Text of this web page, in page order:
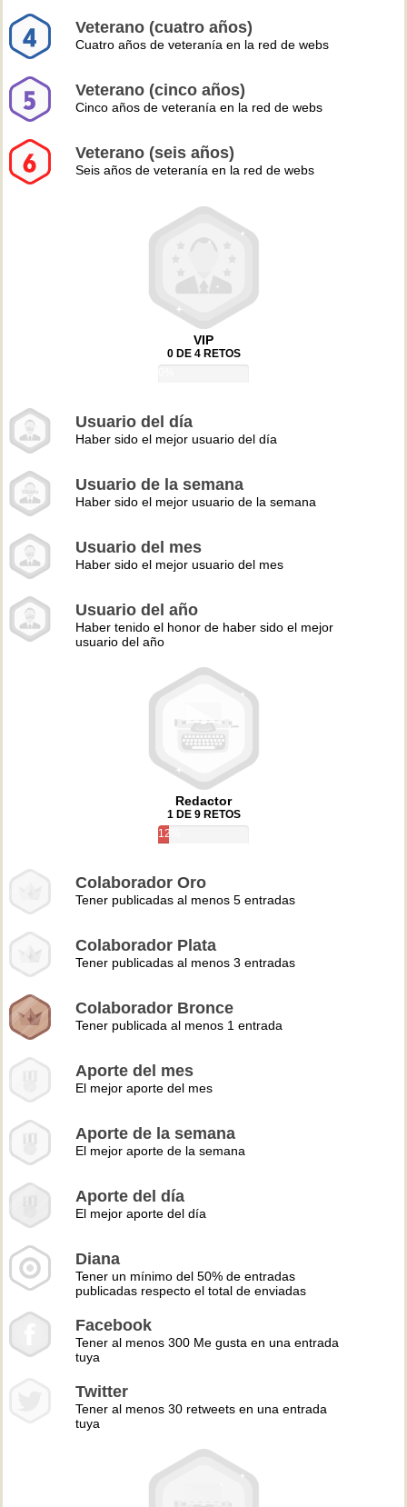
Veterano (cuatro años)
Cuatro años de veteranía en la red de webs
Veterano (cinco años)
Cinco años de veteranía en la red de webs
Veterano (seis años)
Seis años de veteranía en la red de webs
VIP
0 DE 4 RETOS
Usuario del día
Haber sido el mejor usuario del día
Usuario de la semana
Haber sido el mejor usuario de la semana
Usuario del mes
Haber sido el mejor usuario del mes
Usuario del año
Haber tenido el honor de haber sido el mejor
usuario del año
Redactor
1 DE 9 RETOS
12%
Colaborador Oro
Tener publicadas al menos 5 entradas
Colaborador Plata
Tener publicadas al menos 3 entradas
Colaborador Bronce
Tener publicada al menos 1 entrada
Aporte del mes
El mejor aporte del mes
Aporte de la semana
El mejor aporte de la semana
Aporte del día
El mejor aporte del día
Diana
Tener un mínimo del 50% de entradas
publicadas respecto el total de enviadas
Facebook
Tener al menos 300 Me gusta en una entrada
tuya
Twitter
Tener al menos 30 retweets en una entrada
tuya